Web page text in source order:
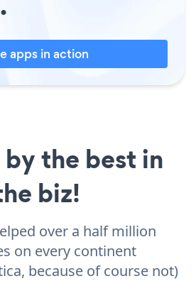
apps in action
the best in
biz!
over a half million
on every continent
because of course not)